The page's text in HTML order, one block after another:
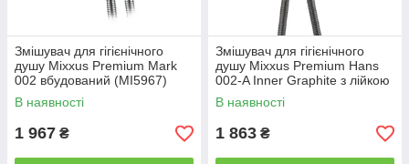
Змішувач для гігієнічного
душу Mixxus Premium Mark
002 вбудований (MI5967)
В наявності
1 967 ₴
Змішувач для гігієнічного
душу Mixxus Premium Hans
002-A Inner Graphite з лійкою
(Квіт графіт) (MI6921)
В наявності
1 863 ₴